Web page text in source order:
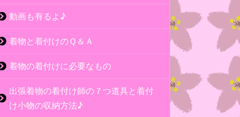
動画も有るよ♪
着物と着付けのＱ＆Ａ
着物の着付けに必要なもの
出張着物の着付け師の７つ道具と着付
け小物の収納方法♪